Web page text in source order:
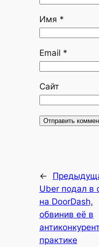
Имя *
Email *
Сайт
←
Uber подал в
на DoorDash,
обвинив её в
практике